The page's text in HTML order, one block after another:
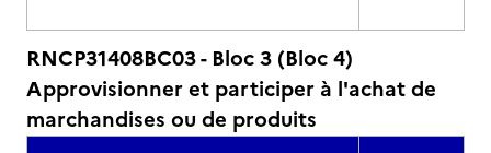
RNCP31408BC03 - Bloc 3 (Bloc 4)
Approvisionner et participer à l'achat de
marchandises ou de produits